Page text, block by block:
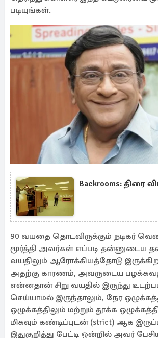
படியுங்கள்.
Backrooms: திரை
90 வயதை தொடவிருக்கும் நடிகர்
மூர்த்தி அவர்கள் எப்படி தன்னுடைய
வயதிலும் ஆரோக்கியத்தோடு
அதற்கு காரணம், அவருடைய
என்னதான் சிறு வயதில் இருந்து
செய்யாமல் இருந்தாலும், நேர
ஒழுக்கத்திலும் மற்றும் தூக்க
மிகவும் கண்டிப்புடன் (strict) ஆக
இதுகுறித்து பேட்டி ஒன்றில் அவர்